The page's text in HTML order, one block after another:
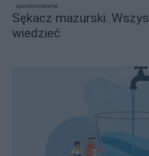
sponsorowane
Sękacz mazurski.
wiedzieć